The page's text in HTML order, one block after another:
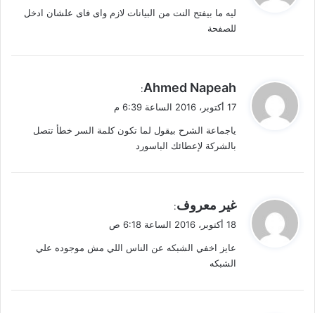
ل
ليه ما بيفتح النت من البيانات لازم وای فای علشان ادخل
للصفحة
ي
ق
ل
Ahmed Napeah
:
17 أكتوبر، 2016 الساعة 6:39 م
ياجماعة الشرح بيقول لما تكون كلمة السر خطأ تتصل
بالشركة لإعطائك الباسورد
ي
ق
ل
غير معروف:
18 أكتوبر، 2016 الساعة 6:18 ص
عايز اخفي الشبكه عن الناس اللي مش موجوده علي
الشبكه